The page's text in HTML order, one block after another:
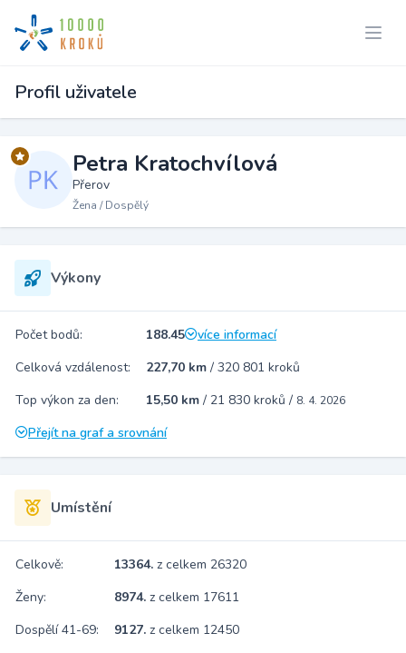
Profil uživatele
Petra Kratochvílová
Přerov
Žena / Dospělý
Výkony
Počet bodů: 188.45
více informací
Celková vzdálenost:
227,70 km / 320 801 kroků
Top výkon za den:
15,50 km / 21 830 kroků / 8. 4. 2026
Přejít na graf a srovnání
Umístění
Celkově: 13364. z celkem 26320
Ženy:
8974. z celkem 17611
Dospělí 41-69:
9127. z celkem 12450